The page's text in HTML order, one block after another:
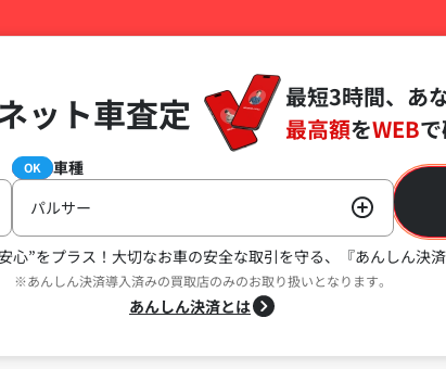
ット車査定
最短3時間、あ
最高額をWEB
必須 車種
OK
パルサー
心”をプラス！ 大切なお車の安全な取引を守る、『あんしん決
※あんしん決済導入済みの買取店のみのお取り扱いとなります。
あんしん決済とは